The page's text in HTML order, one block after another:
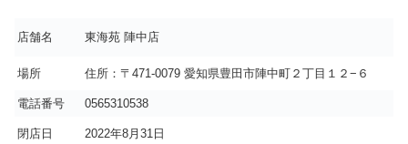
店舗名 東海苑 陣中店
場所 住所：〒471-0079 愛知県豊田市陣中町２丁目１２−６
電話番号 0565310538
閉店日 2022年8月31日